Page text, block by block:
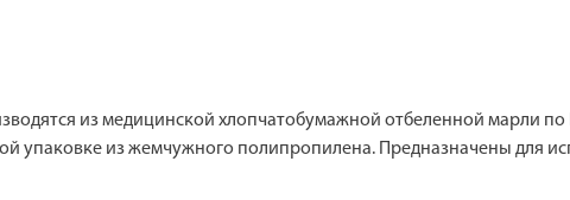
из медицинской хлопчатобумажной отбеленной марли
упаковке из жемчужного полипропилена. Предназначены для